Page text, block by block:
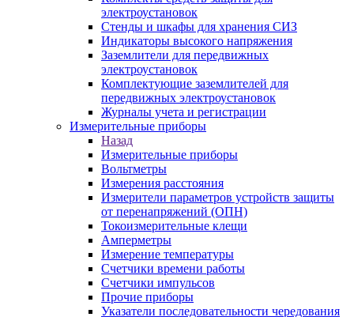
электроустановок
Стенды и шкафы для хранения СИЗ
Индикаторы высокого напряжения
Заземлители для передвижных
электроустановок
Комплектующие заземлителей для
передвижных электроустановок
Журналы учета и регистрации
Измерительные приборы
Назад
Измерительные приборы
Вольтметры
Измерения расстояния
Измерители параметров устройств защиты
от перенапряжений (ОПН)
Токоизмерительные клещи
Амперметры
Измерение температуры
Счетчики времени работы
Счетчики импульсов
Прочие приборы
Указатели последовательности чередования